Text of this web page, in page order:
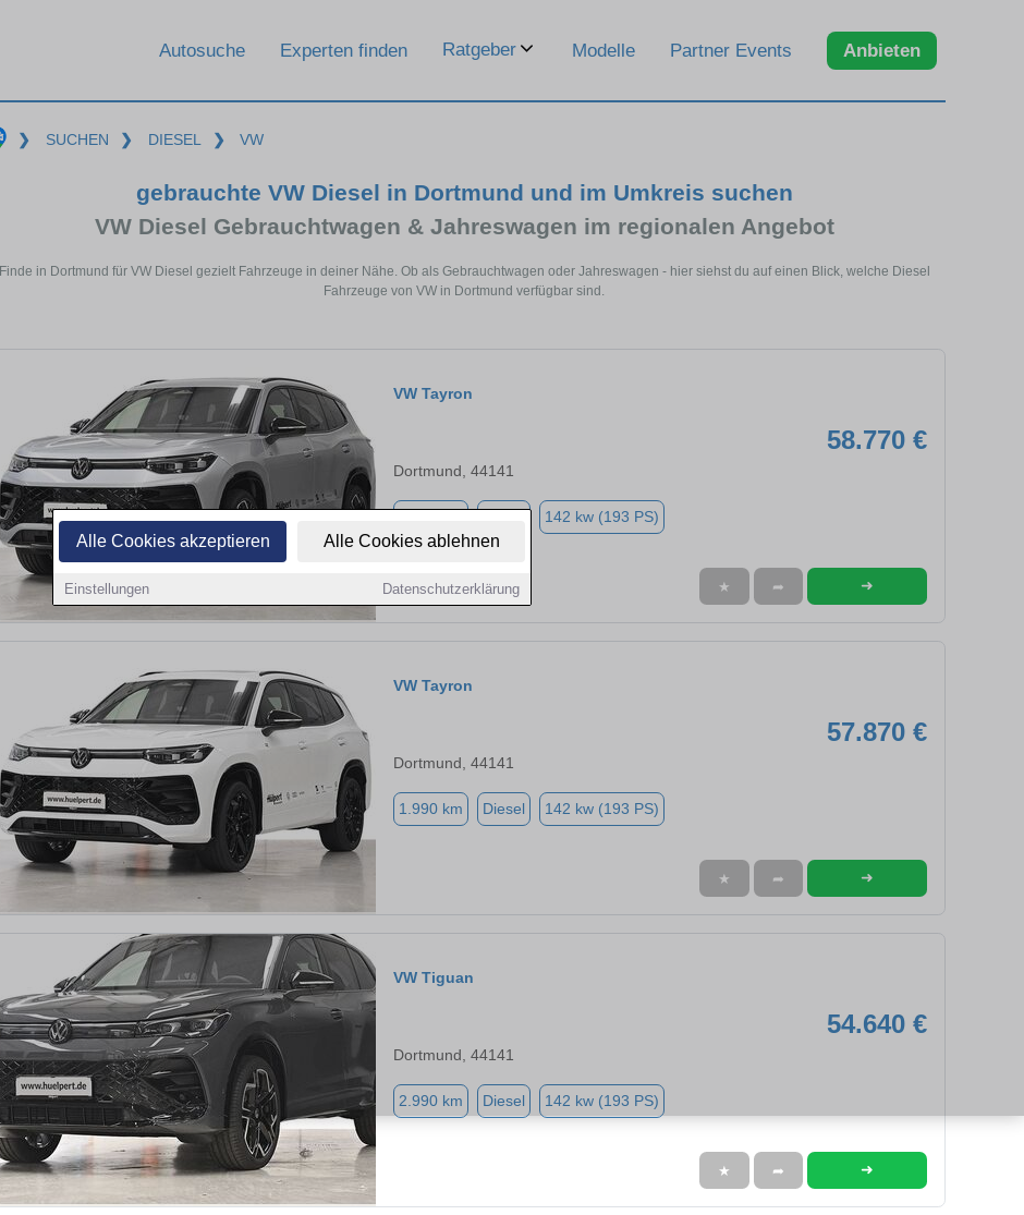
Alle Cookies akzeptieren Alle Cookies ablehnen
Einstellungen Datenschutzerklärung
Autosuche Experten finden Ratgeber Modelle Partner Events Anbieten
❯ SUCHEN ❯ DIESEL ❯ VW
gebrauchte VW Diesel in Dortmund und im Umkreis suchen
VW Diesel Gebrauchtwagen & Jahreswagen im regionalen Angebot
Finde in Dortmund für VW Diesel gezielt Fahrzeuge in deiner Nähe. Ob als Gebrauchtwagen oder Jahreswagen - hier siehst du auf einen Blick, welche Diesel
Fahrzeuge von VW in Dortmund verfügbar sind.
VW Tayron
58.770 €
Dortmund, 44141
142 kw (193 PS)
★ ➦ ➜
VW Tayron
57.870 €
Dortmund, 44141
1.990 km Diesel 142 kw (193 PS)
★ ➦ ➜
VW Tiguan
54.640 €
Dortmund, 44141
2.990 km Diesel 142 kw (193 PS)
★ ➦ ➜